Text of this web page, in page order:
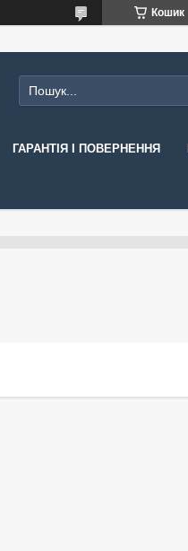
Кошик
ГАРАНТІЯ І ПОВЕРНЕННЯ